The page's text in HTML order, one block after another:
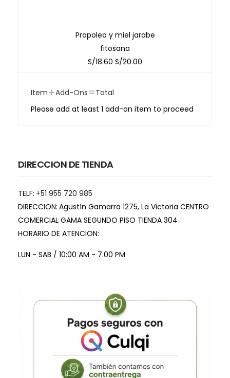
Propoleo y miel jarabe
fitosana
S/18.60 S/20.00
Item+Add-Ons=Total
Please add at least 1 add-on item to proceed
DIRECCION DE TIENDA
TELF: +51 955 720 985
DIRECCION: Agustín Gamarra 1275, La Victoria CENTRO
COMERCIAL GAMA SEGUNDO PISO TIENDA 304
HORARIO DE ATENCION:
LUN - SAB / 10:00 AM - 7:00 PM